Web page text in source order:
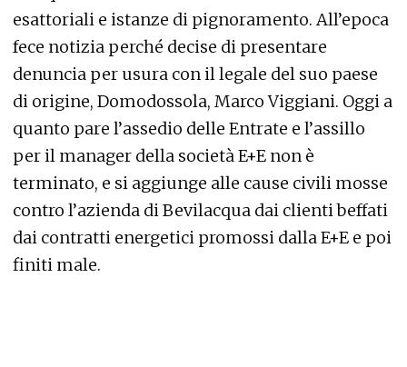
esattoriali e istanze di pignoramento. All’epoca
fece notizia perché decise di presentare
denuncia per usura con il legale del suo paese
di origine, Domodossola, Marco Viggiani. Oggi a
quanto pare l’assedio delle Entrate e l’assillo
per il manager della società E+E non è
terminato, e si aggiunge alle cause civili mosse
contro l’azienda di Bevilacqua dai clienti beffati
dai contratti energetici promossi dalla E+E e poi
finiti male.